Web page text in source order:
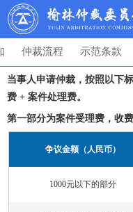
仲裁流程 示范条款
当事人申请仲裁，按照以下
费 + 案件处理费。
第一部分为案件受理费，收
争议金额（人民币）
1000元以下的部分